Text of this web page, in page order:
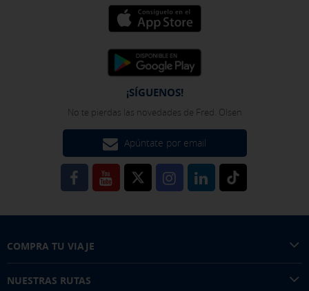
¡SÍGUENOS!
No te pierdas las novedades de Fred. Olsen
Apúntate por email
COMPRA TU VIAJE
NUESTRAS RUTAS